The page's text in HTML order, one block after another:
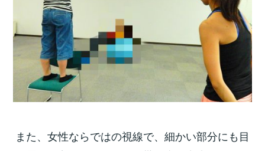
また、女性ならではの視線で、細かい部分にも目